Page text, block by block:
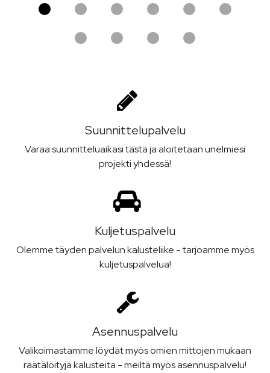
Suunnittelu­palvelu
Varaa suunnitteluaikasi tästä ja aloitetaan unelmiesi
projekti yhdessä!
Kuljetus­palvelu
Olemme täyden palvelun kalusteliike - tarjoamme myös
kuljetuspalvelua!
Asennus­palvelu
Valikoimastamme löydät myös omien mittojen mukaan
räätälöityjä kalusteita - meiltä myös asennuspalvelu!